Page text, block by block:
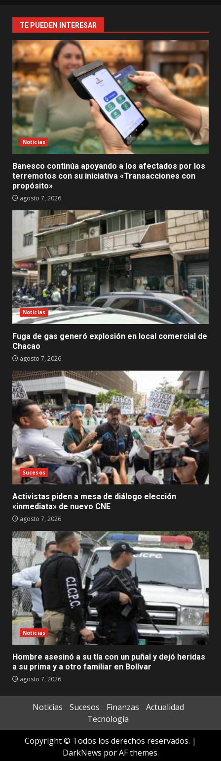
TE PUEDEN INTERESAR
Noticias
Banesco continúa apoyando a los afectados por los
terremotos con su iniciativa «Transacciones con
propósito»
agosto 7, 2026
Noticias
Fuga de gas generó explosión en local comercial de
Chacao
agosto 7, 2026
Sucesos
Activistas piden a mesa de diálogo elección
«inmediata» de nuevo CNE
agosto 7, 2026
Noticias
Hombre asesinó a su tía con un puñal y dejó heridas
a su prima y a otro familiar en Bolívar
agosto 7, 2026
Noticias Sucesos Finanzas
Actualidad
Tecnología
Copyright © Todos los derechos reservados. |
DarkNews por AF themes.